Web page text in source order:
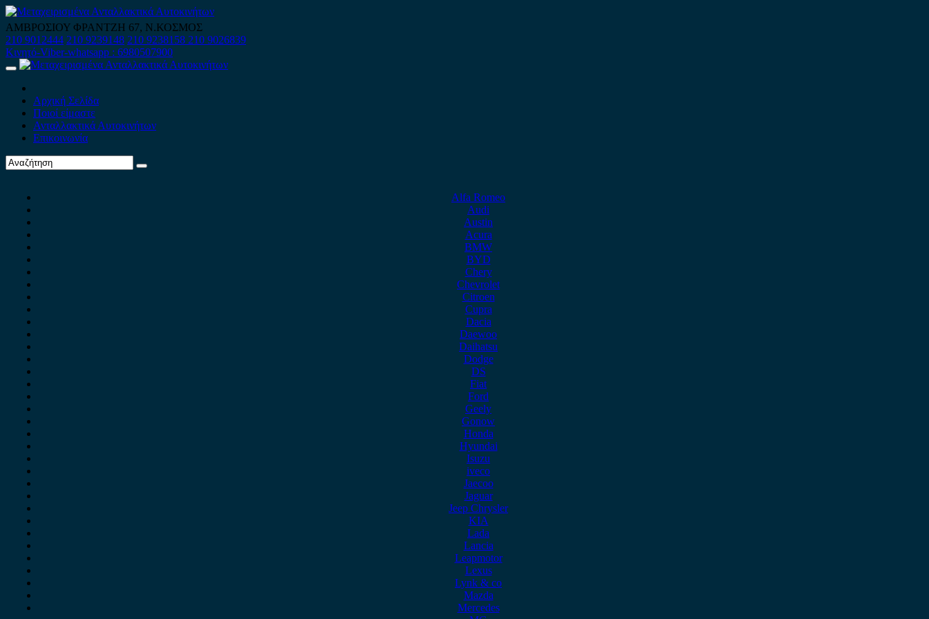
Skip
to
content
ΑΜΒΡΟΣΙΟΥ ΦΡΑΝΤΖΗ 67, Ν.ΚΟΣΜΟΣ
210 9012444 210 9239148 210 9238158 210 9026839
Κινητό-Viber-whatsapp : 6980507900
Primary
Αρχική Σελίδα
Ποιοί είμαστε
Ανταλλακτικά Αυτοκινήτων
Επικοινωνία
Alfa Romeo
Audi
Austin
Acura
BMW
BYD
Chery
Chevrolet
Citroen
Cupra
Dacia
Daewoo
Daihatsu
Dodge
DS
Fiat
Ford
Geely
Gonow
Honda
Hyundai
Isuzu
iveco
Jaecoo
Jaguar
Jeep Chrysler
KIA
Lada
Lancia
Leapmotor
Lexus
Lynk & co
Mazda
Mercedes